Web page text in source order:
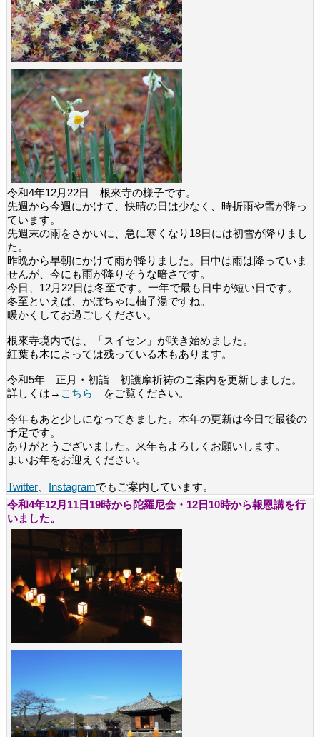
令和4年12月22日 根來寺の様子です。
先週から今週にかけて、快晴の日は少なく、時折雨や雪が降っ
ています。
先週末の雨をさかいに、急に寒くなり18日には初雪が降りまし
た。
昨晩から早朝にかけて雨が降りました。日中は雨は降っていま
せんが、今にも雨が降りそうな暗さです。
今日、12月22日は冬至です。一年で最も日中が短い日です。
冬至といえば、かぼちゃに柚子湯ですね。
暖かくしてお過ごしください。
根來寺境内では、「スイセン」が咲き始めました。
紅葉も木によっては残っている木もあります。
令和5年 正月・初詣 初護摩祈祷のご案内を更新しました。
詳しくは→ こちら をご覧ください。
今年もあと少しになってきました。本年の更新は今日で最後の
予定です。
ありがとうございました。来年もよろしくお願いします。
よいお年をお迎えください。
Twitter、 Instagramでもご案内しています。
令和4年12月11日19時から陀羅尼会・12日10時から報恩講を行
いました。